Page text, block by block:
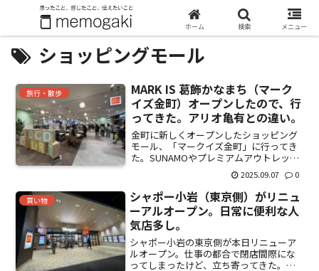
ショッピングモール
旅行・散歩
MARK IS 葛飾かなまち（マーク
イズ金町）オープンしたので、行
ってきた。アリオ亀有との違い。
金町に新しくオープンしたショッピング
モール、「マークイズ金町」に行ってき
た。SUNAMOやプレミアムアウトレット
を展開する三菱地所が運営。駐車場は地
下にある。書道がかなり広い。天井も大
分高かった。駐車場から直接エスカレー
ターか、エレベーター...
2025.09.07 0
買い物
シャポー小岩（東京側）がリニュ
ーアルオープン。日常に便利な人
気店多し。
シャポー小岩の東京側が本日リニューア
ルオープン。仕事の都合で閉店間際にな
ってしまったけど、立ち寄ってきた。フ
ホーム 検索 メニュー